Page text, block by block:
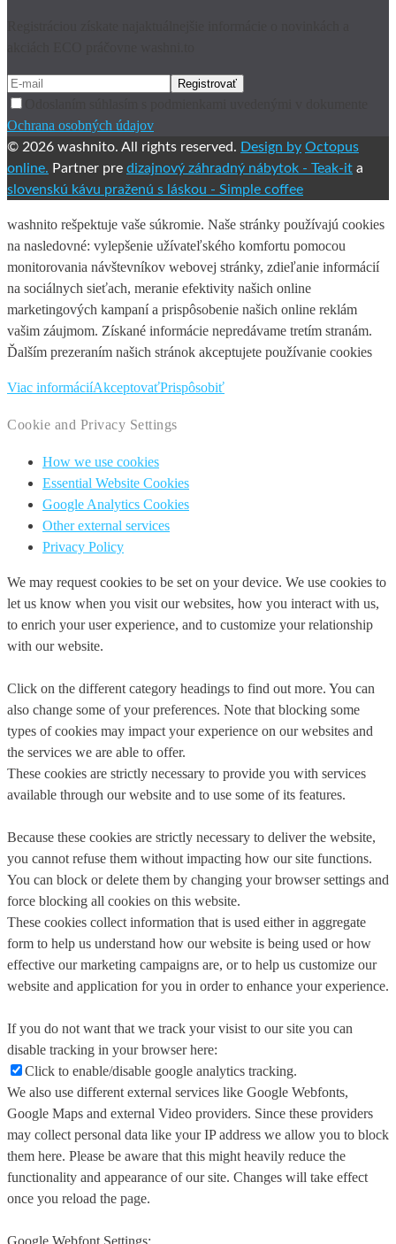
Ochrana osobných údajov
© 2026 washnito. All rights reserved. Design by Octopus
online. Partner pre dizajnový záhradný nábytok - Teak-it a
slovenskú kávu praženú s láskou - Simple coffee
washnito rešpektuje vaše súkromie. Naše stránky používajú cookies
na nasledovné: vylepšenie užívateľského komfortu pomocou
monitorovania návštevníkov webovej stránky, zdieľanie informácií
na sociálnych sieťach, meranie efektivity našich online
marketingových kampaní a prispôsobenie našich online reklám
vašim záujmom. Získané informácie nepredávame tretím stranám.
Ďalším prezeraním našich stránok akceptujete používanie cookies
Viac informáciíAkceptovaťPrispôsobiť
Cookie and Privacy Settings
How we use cookies
Essential Website Cookies
Google Analytics Cookies
Other external services
Privacy Policy
We may request cookies to be set on your device. We use cookies to
let us know when you visit our websites, how you interact with us,
to enrich your user experience, and to customize your relationship
with our website.
Click on the different category headings to find out more. You can
also change some of your preferences. Note that blocking some
types of cookies may impact your experience on our websites and
the services we are able to offer.
These cookies are strictly necessary to provide you with services
available through our website and to use some of its features.
Because these cookies are strictly necessary to deliver the website,
you cannot refuse them without impacting how our site functions.
You can block or delete them by changing your browser settings and
force blocking all cookies on this website.
These cookies collect information that is used either in aggregate
form to help us understand how our website is being used or how
effective our marketing campaigns are, or to help us customize our
website and application for you in order to enhance your experience.
If you do not want that we track your visist to our site you can
disable tracking in your browser here:
Click to enable/disable google analytics tracking.
We also use different external services like Google Webfonts,
Google Maps and external Video providers. Since these providers
may collect personal data like your IP address we allow you to block
them here. Please be aware that this might heavily reduce the
functionality and appearance of our site. Changes will take effect
once you reload the page.